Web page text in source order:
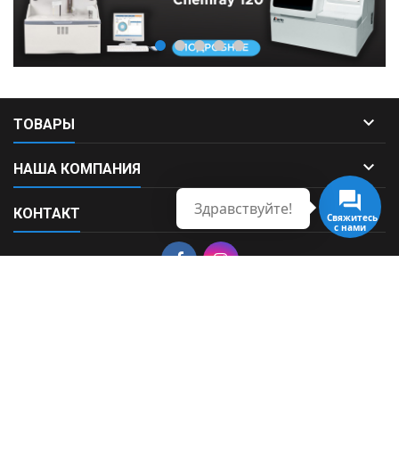
ТОВАРЫ 
НАША КОМПАНИЯ 
КОНТАКТ 
Свяжитесь
с нами
Здравствуйте!